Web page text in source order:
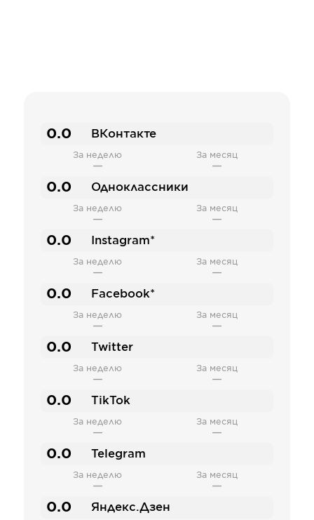
0.0 ВКонтакте
За неделю
—
За месяц
—
0.0 Одноклассники
За неделю
—
За месяц
—
0.0 Instagram*
За неделю
—
За месяц
—
0.0 Facebook*
За неделю
—
За месяц
—
0.0 Twitter
За неделю
—
За месяц
—
0.0 TikTok
За неделю
—
За месяц
—
0.0 Telegram
За неделю
—
За месяц
—
0.0 Яндекс.Дзен